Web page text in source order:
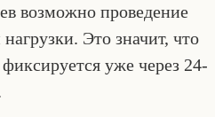
возможно проведение
Это значит, что
уже через 24-